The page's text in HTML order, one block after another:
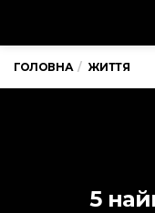
ГОЛОВНА ЖИТТЯ
5